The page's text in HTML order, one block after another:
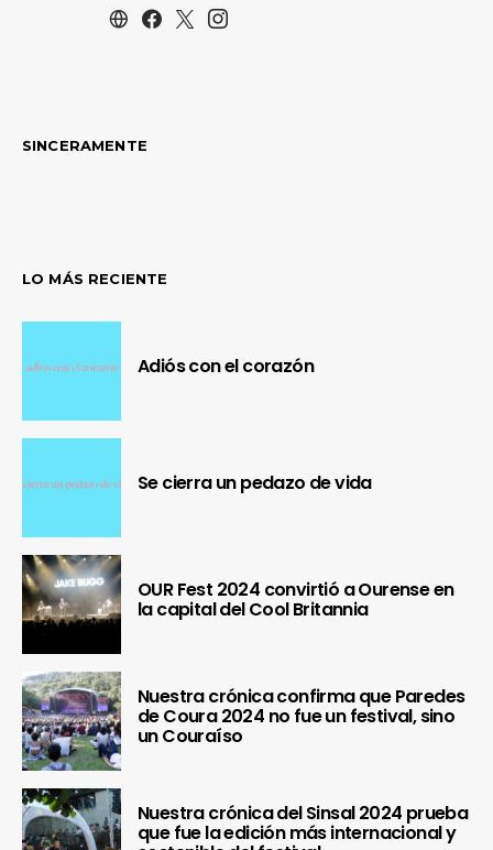
SINCERAMENTE
LO MÁS RECIENTE
Adiós con el corazón
Se cierra un pedazo de vida
OUR Fest 2024 convirtió a Ourense en
la capital del Cool Britannia
Nuestra crónica confirma que Paredes
de Coura 2024 no fue un festival, sino
un Couraíso
Nuestra crónica del Sinsal 2024 prueba
que fue la edición más internacional y